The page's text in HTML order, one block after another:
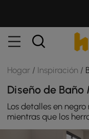
Hogar / Inspiración /
Los detalles en
mientras que los
cálido y luminoso